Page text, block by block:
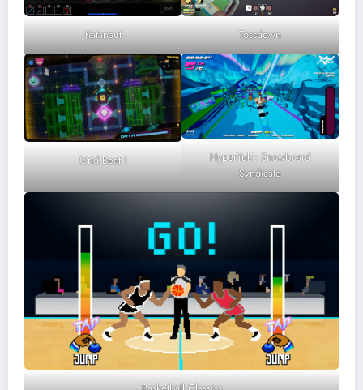
Katanaut Tossdown
Grid Beat !
HyperYuki: Snowboard
Syndicate